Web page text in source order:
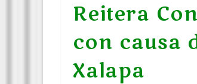
Reitera
con causa
Xalapa